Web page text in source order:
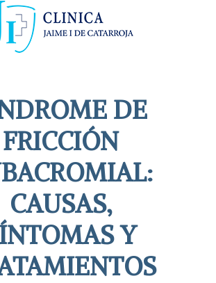
DE
FRICCIÓN
CAUSAS,
Y